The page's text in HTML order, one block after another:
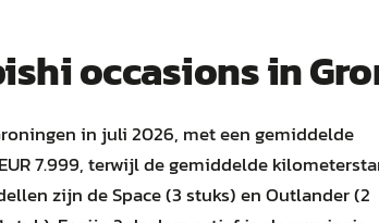
occasions in
in juli 2026, met een gemiddelde
7.999, terwijl de gemiddelde
zijn de Space (3 stuks) en Outlander (2